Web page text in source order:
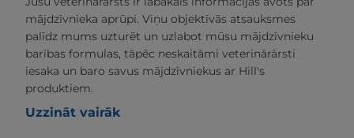
mājdzīvnieka aprūpi. Viņu objektīvās atsauksmes
palīdz mums uzturēt un uzlabot mūsu mājdzīvnieku
barības formulas, tāpēc neskaitāmi veterinārārsti
iesaka un baro savus mājdzīvniekus ar Hill's
produktiem.
Uzzināt vairāk